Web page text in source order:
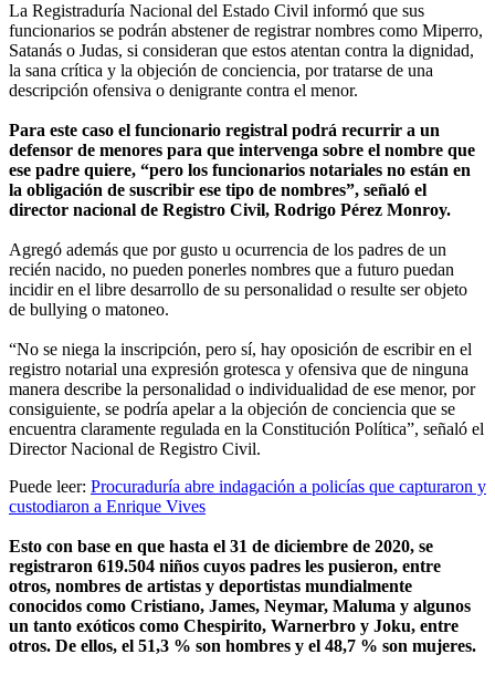
La Registraduría Nacional del Estado Civil informó que sus
funcionarios se podrán abstener de registrar nombres como Miperro,
Satanás o Judas, si consideran que estos atentan contra la dignidad,
la sana crítica y la objeción de conciencia, por tratarse de una
descripción ofensiva o denigrante contra el menor.
Para este caso el funcionario registral podrá recurrir a un
defensor de menores para que intervenga sobre el nombre que
ese padre quiere, “pero los funcionarios notariales no están en
la obligación de suscribir ese tipo de nombres”, señaló el
director nacional de Registro Civil, Rodrigo Pérez Monroy.
Agregó además que por gusto u ocurrencia de los padres de un
recién nacido, no pueden ponerles nombres que a futuro puedan
incidir en el libre desarrollo de su personalidad o resulte ser objeto
de bullying o matoneo.
“No se niega la inscripción, pero sí, hay oposición de escribir en el
registro notarial una expresión grotesca y ofensiva que de ninguna
manera describe la personalidad o individualidad de ese menor, por
consiguiente, se podría apelar a la objeción de conciencia que se
encuentra claramente regulada en la Constitución Política”, señaló el
Director Nacional de Registro Civil.
Puede leer: Procuraduría abre indagación a policías que capturaron y
custodiaron a Enrique Vives
Esto con base en que hasta el 31 de diciembre de 2020, se
registraron 619.504 niños cuyos padres les pusieron, entre
otros, nombres de artistas y deportistas mundialmente
conocidos como Cristiano, James, Neymar, Maluma y algunos
un tanto exóticos como Chespirito, Warnerbro y Joku, entre
otros. De ellos, el 51,3 % son hombres y el 48,7 % son mujeres.